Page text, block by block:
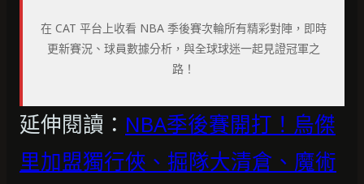
在 CAT 平台上收看 NBA 季後賽次輪所有精彩對陣，即時
更新賽況、球員數據分析，與全球球迷一起見證冠軍之
路！
延伸閱讀： NBA季後賽開打！烏傑
里加盟獨行俠、掘隊大清倉、魔術